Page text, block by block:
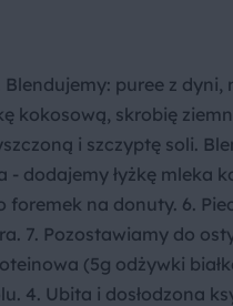
puree z
kokosową, skrobię
i szczyptę soli.
- dodajemy łyżkę mleka
na donuty. 6.
7. Pozostawiamy do
(5g odżywki
4. Ubita i dosłodzona